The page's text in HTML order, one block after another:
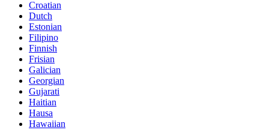
Croatian
Dutch
Estonian
Filipino
Finnish
Frisian
Galician
Georgian
Gujarati
Haitian
Hausa
Hawaiian